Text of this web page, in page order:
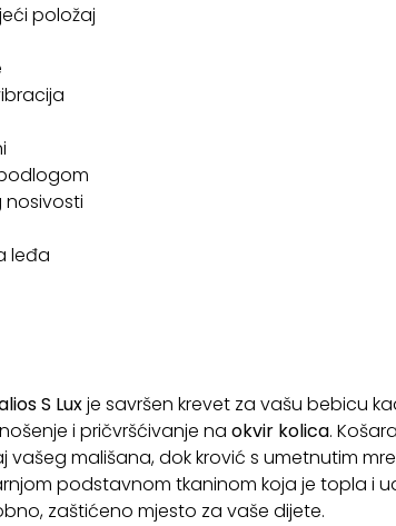
položaj
nosivosti
leđa
S Luxje savršen krevet za vašu bebicu
i pričvršćivanje na okvir kolica.
mališana, dok krović s umetnutim
podstavnom tkaninom koja je topla i
zaštićeno mjesto za vaše dijete.